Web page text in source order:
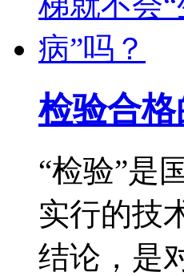
检验合
“检验”是
实行的技
结论，是